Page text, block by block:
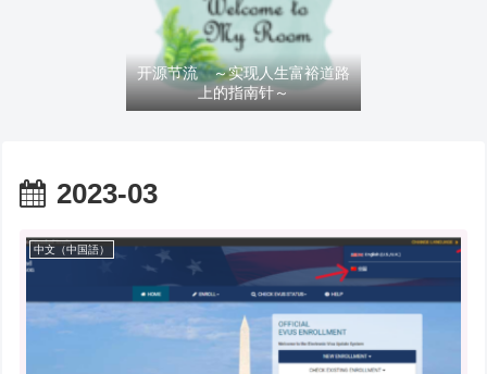
开源节流 ～实现人生富裕道路
上的指南针～
2023-03
中文（中国語）